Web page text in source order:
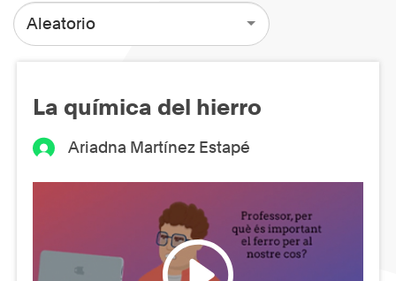
Aleatorio
La química del hierro
Ariadna Martínez Estapé